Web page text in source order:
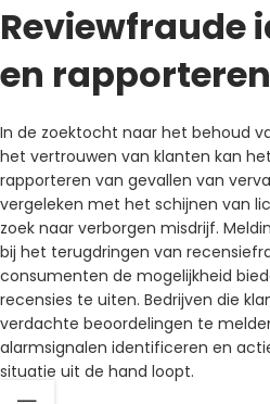
Reviewfraude
en rapporteren
In de zoektocht naar het behoud
het vertrouwen van klanten kan
rapporteren van gevallen van
vergeleken met het schijnen van
zoek naar verborgen misdrijf.
bij het terugdringen van
consumenten de mogelijkheid
recensies te uiten. Bedrijven die
verdachte beoordelingen te
alarmsignalen identificeren en
situatie uit de hand loopt.